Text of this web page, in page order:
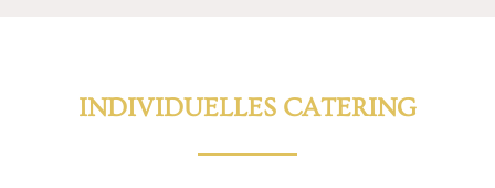
INDIVIDUELLES CATERING​